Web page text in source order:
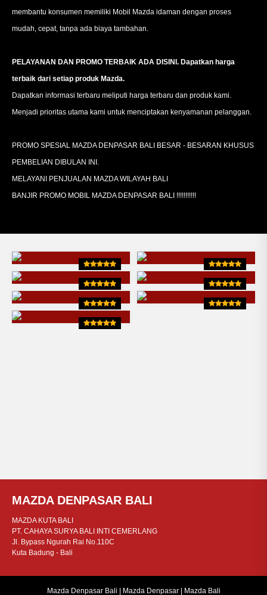
membantu konsumen memiliki Mobil Mazda idaman dengan proses
mudah, cepat, tanpa ada biaya tambahan.
PELAYANAN DAN PROMO TERBAIK ADA DISINI. Dapatkan harga
terbaik dari setiap produk Mazda.
Dapatkan informasi terbaru meliputi harga terbaru dan produk kami.
Menjadi prioritas utama kami untuk menciptakan kenyamanan pelanggan.
PROMO SPESIAL MAZDA DENPASAR BALI BESAR - BESARAN KHUSUS
PEMBELIAN DIBULAN INI.
MELAYANI PENJUALAN MAZDA WILAYAH BALI
BANJIR PROMO MOBIL MAZDA DENPASAR BALI !!!!!!!!!!!
MAZDA DENPASAR BALI
MAZDA KUTA BALI
PT. CAHAYA SURYA BALI INTI CEMERLANG
Jl. Bypass Ngurah Rai No.110C
Kuta Badung - Bali
Mazda Denpasar Bali | Mazda Denpasar | Mazda Bali